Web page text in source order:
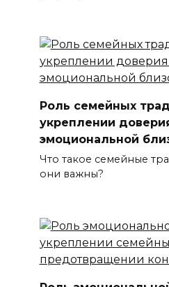
Роль семейных
укреплении
эмоциональной
Что такое семейные
они важны?